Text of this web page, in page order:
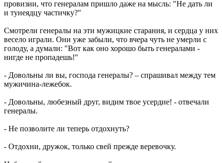
провизии, что генералам пришло даже на мысль: "Не дать ли
и тунеядцу частичку?"
Смотрели генералы на эти мужицкие старания, и сердца у них
весело играли. Они уже забыли, что вчера чуть не умерли с
голоду, а думали: "Вот как оно хорошо быть генералами -
нигде не пропадешь!"
- Довольны ли вы, господа генералы? – спрашивал между тем
мужичина-лежебок.
- Довольны, любезный друг, видим твое усердие! - отвечали
генералы.
- Не позволите ли теперь отдохнуть?
- Отдохни, дружок, только свей прежде веревочку.